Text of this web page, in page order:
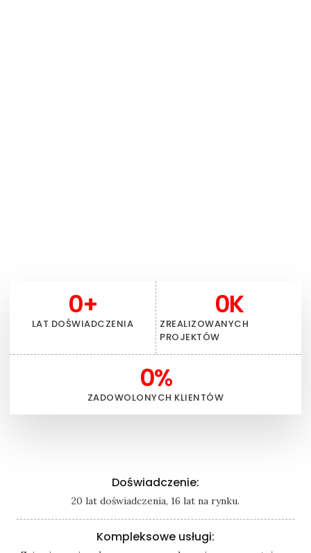
LAT DOŚWIADCZENIA
0+
ZREALIZOWANYCH
PROJEKTÓW
0K
ZADOWOLONYCH KLIENTÓW
0%
Doświadczenie:
20 lat doświadczenia, 16 lat na rynku.
Kompleksowe usługi: